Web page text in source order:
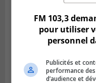
LONGUEUIL
Publié le 6 août 2026 à
Une poussée
vers la victoire à
FM 103,3
pour utiliser
personnel
Publicités et
performance
d’audience et